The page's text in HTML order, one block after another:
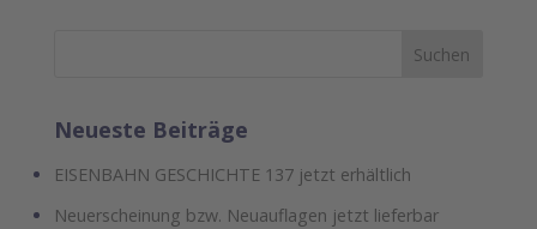
Neueste Beiträge
EISENBAHN GESCHICHTE 137 jetzt erhältlich
Neuerscheinung bzw. Neuauflagen jetzt lieferbar